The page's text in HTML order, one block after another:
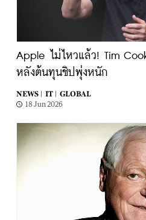
Apple ไม่ไหวแล้ว! Tim
หลังต้นทุนชิปพุ่งหนัก
NEWS | IT |
GLOBAL
18 Jun 2026